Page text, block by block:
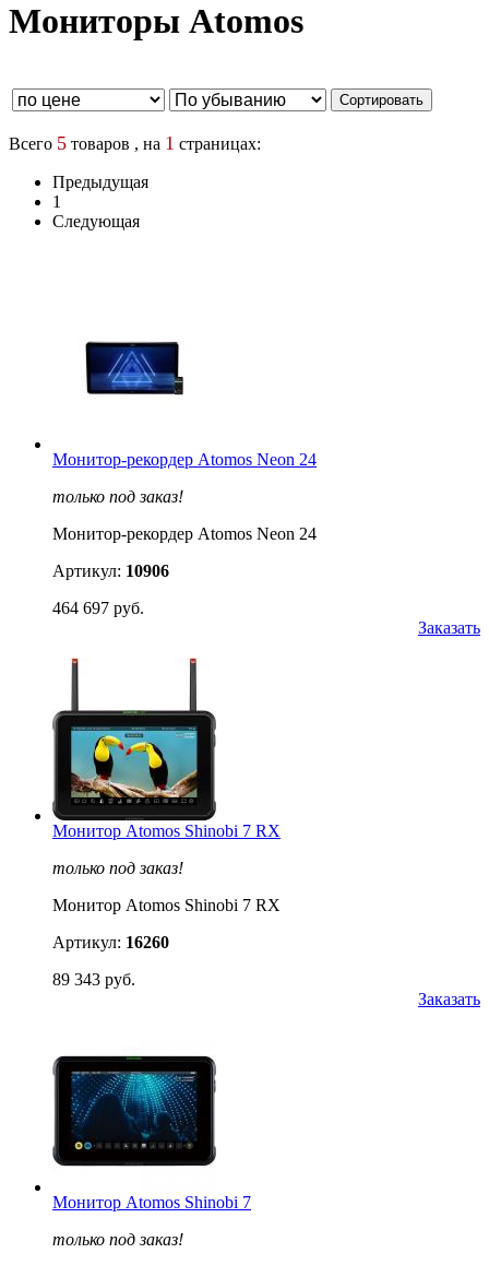
Мониторы Atomos
Всего 5 товаров , на 1 страницах:
Предыдущая
1
Следующая
Монитор-рекордер Atomos Neon 24
только под заказ!
Монитор-рекордер Atomos Neon 24
Артикул: 10906
464 697 руб.
Заказать
Монитор Atomos Shinobi 7 RX
только под заказ!
Монитор Atomos Shinobi 7 RX
Артикул: 16260
89 343 руб.
Заказать
Монитор Atomos Shinobi 7
только под заказ!